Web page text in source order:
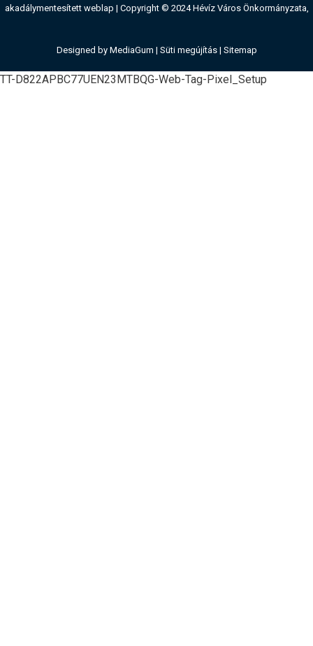
akadálymentesített weblap | Copyright © 2024 Hévíz Város Önkormányzata,
Designed by MediaGum | Süti megújítás | Sitemap
TT-D822APBC77UEN23MTBQG-Web-Tag-Pixel_Setup